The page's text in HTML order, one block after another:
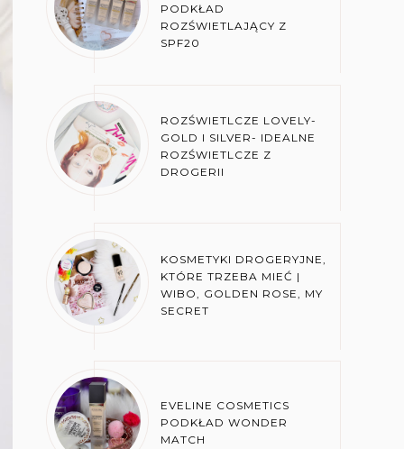
PODKŁAD
ROZŚWIETLAJĄCY Z
SPF20
ROZŚWIETLCZE LOVELY-
GOLD I SILVER- IDEALNE
ROZŚWIETLCZE Z
DROGERII
KOSMETYKI DROGERYJNE,
KTÓRE TRZEBA MIEĆ |
WIBO, GOLDEN ROSE, MY
SECRET
EVELINE COSMETICS
PODKŁAD WONDER
MATCH